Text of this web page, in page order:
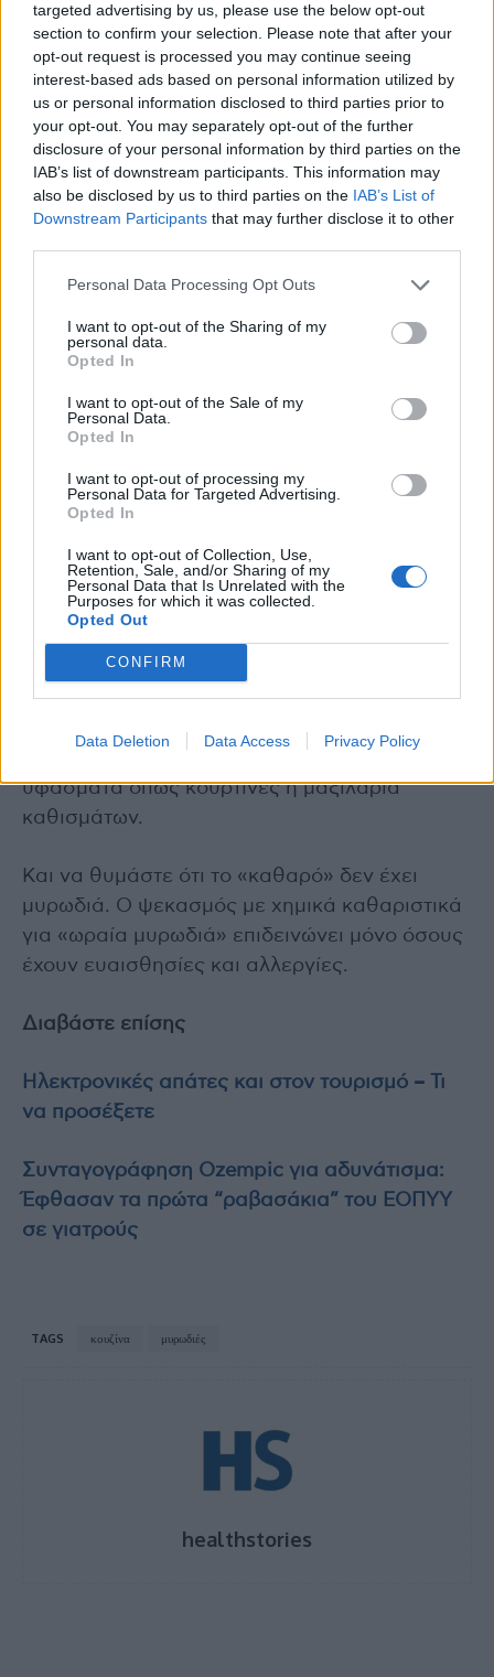
targeted advertising by us, please use the below opt-out
section to confirm your selection. Please note that after your
opt-out request is processed you may continue seeing
interest-based ads based on personal information utilized by
us or personal information disclosed to third parties prior to
your opt-out. You may separately opt-out of the further
disclosure of your personal information by third parties on the
IAB’s list of downstream participants. This information may
also be disclosed by us to third parties on the IAB’s List of
Downstream Participants that may further disclose it to other
Personal Data Processing Opt Outs
I want to opt-out of the Sharing of my
personal data.
Opted In
I want to opt-out of the Sale of my
Personal Data.
Opted In
I want to opt-out of processing my
Personal Data for Targeted Advertising.
Opted In
I want to opt-out of Collection, Use,
Retention, Sale, and/or Sharing of my
Personal Data that Is Unrelated with the
Purposes for which it was collected.
Opted Out
CONFIRM
Data Deletion Data Access Privacy Policy
κουζίνας σας ανά πάσα στιγμή.
Όταν ψήνουμε οτιδήποτε στο φούρνο μπορεί
να στάζει ή να φουσκώσει. Αμέσως μετά το
μαγείρεμα, όταν ο φούρνος κρυώσει,
καθαρίστε την συσκευή, πριν κολλήσουν τα
υπολείμματα.
Έχετε καπάκια στους κάδους απορριμμάτων,
τους οποίους πρέπει να καθαρίζετε
τακτικότατα.
Να χρησιμοποιείτε καπάκια στον φούρνο
μικροκυμάτων και να καθαρίζετε τακτικά τα
υφάσματα όπως κουρτίνες ή μαξιλάρια
καθισμάτων.
Και να θυμάστε ότι το «καθαρό» δεν έχει
μυρωδιά. Ο ψεκασμός με χημικά καθαριστικά
για «ωραία μυρωδιά» επιδεινώνει μόνο όσους
έχουν ευαισθησίες και αλλεργίες.
Διαβάστε επίσης
Ηλεκτρονικές απάτες και στον τουρισμό – Τι
να προσέξετε
Συνταγογράφηση Ozempic για αδυνάτισμα:
Έφθασαν τα πρώτα “ραβασάκια” του ΕΟΠΥΥ
σε γιατρούς
TAGS κουζίνα μυρωδιές
healthstories